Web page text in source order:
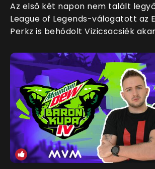
Az első két napon nem talált
League of Legends-válogatott az
Perkz is behódolt Vizicsacsiék